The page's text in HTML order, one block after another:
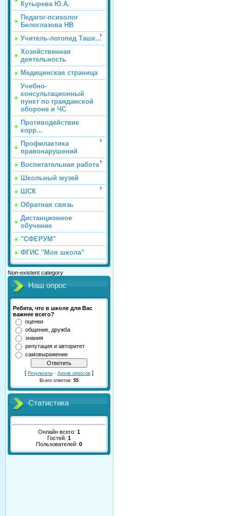
Кутырева Ю.А.
Педагог-психолог
Белоглазова НВ
Учитель-логопед Ташк...
Хозяйственная
деятельность
Медицинская страница
Учебно-
консультационный
пункт по гражданской
обороне и ЧС
Противодействие
корр...
Профилактика
правонарушений
Воспитательная работа
Школьный музей
ШСК
Обратная связь
Дистанционное
обучение
"СФЕРУМ"
ФГИС "Моя школа"
Non-existent category
Наш опрос
Ребята, что в школе для Вас
важнее всего?
оценки
общение, дружба
знания
репутация и авторитет
самовыражение
[ Результаты · Архив опросов ]
Всего ответов: 55
Статистика
Онлайн всего: 1
Гостей: 1
Пользователей: 0